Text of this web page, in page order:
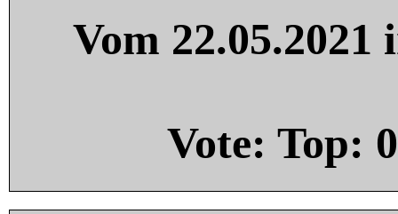
Vom
Vote: Top: 0